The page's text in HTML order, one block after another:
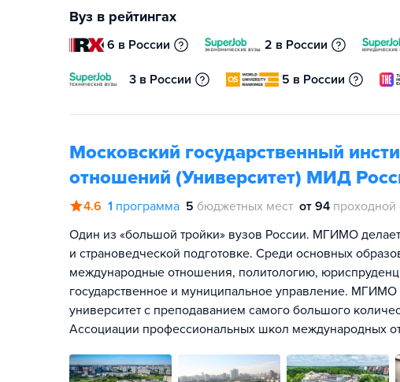
Вуз в рейтингах
6 в России 2 в России
3 в России 5 в России
Московский государственный
отношений (Университет) МИД
4.6 1 программа 5 бюджетных мест от 94 проходной
Один из «большой тройки» вузов России. МГИМО
и страноведческой подготовке. Среди основных
международные отношения, политологию,
государственное и муниципальное управление. МГИМО
университет с преподаванием самого большого
Ассоциации профессиональных школ международных